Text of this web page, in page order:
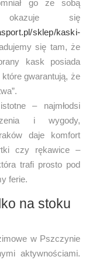
go ze sobą
się
sklep/kaski-
się tam, że
kask posiada
gwarantują, że
– najmłodsi
i wygody,
daje komfort
czy rękawice –
trafi prosto pod
ferie.
na stoku
w Pszczynie
aktywnościami.